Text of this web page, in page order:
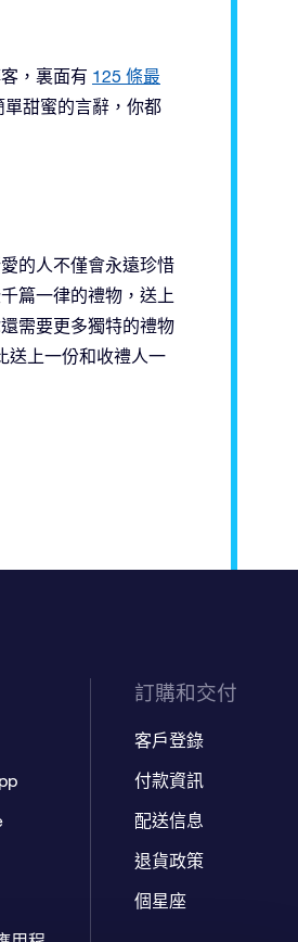
，裏面有 125 條最
單甜蜜的言辭，你都
的人不僅會永遠珍惜
篇一律的禮物，送上
需要更多獨特的禮物
送上一份和收禮人一
訂購和交付
客戶登錄
付款資訊
配送信息
退貨政策
個星座